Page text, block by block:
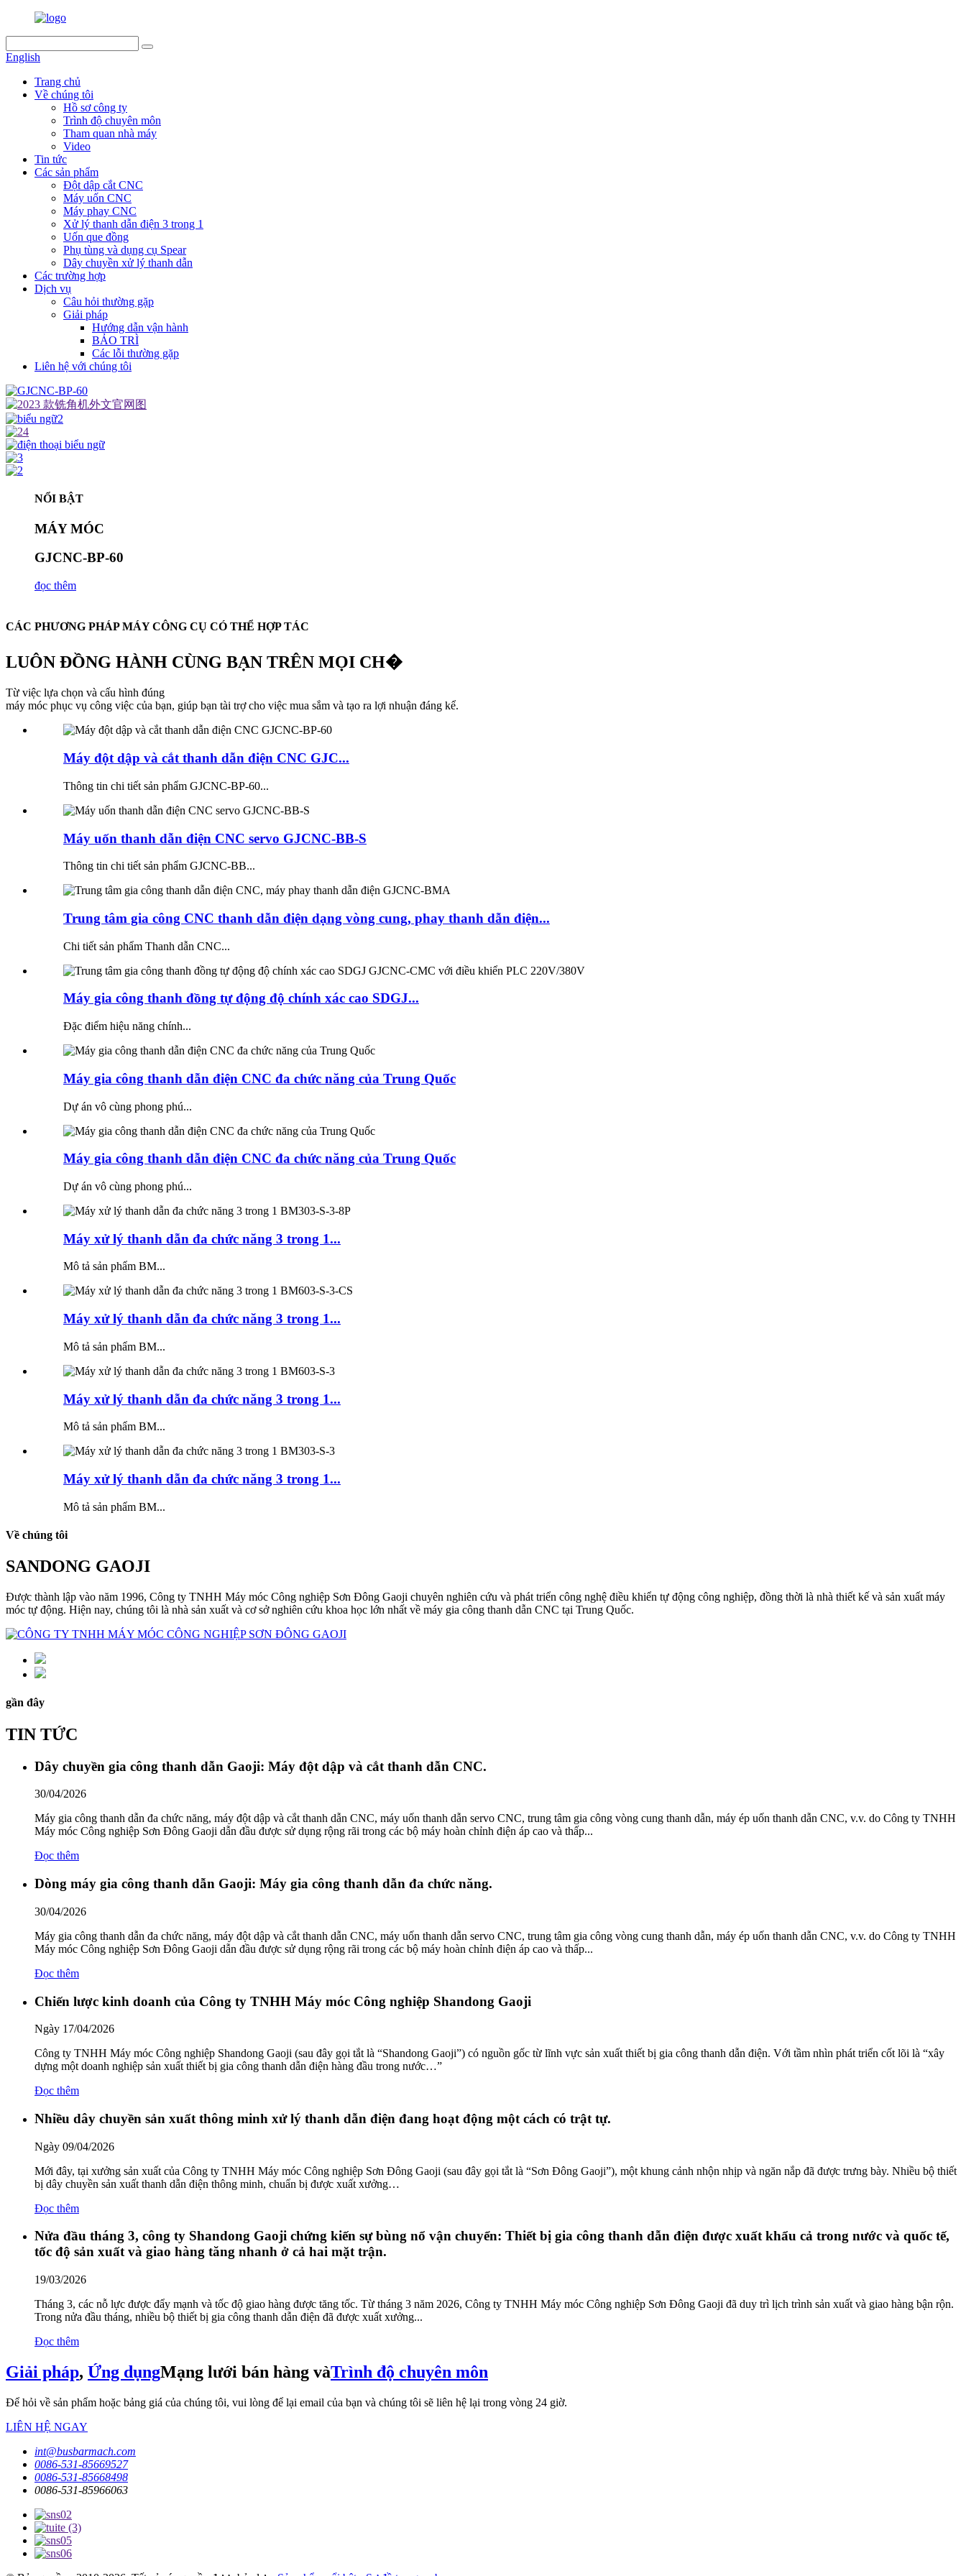
English
Trang chủ
Về chúng tôi
Hồ sơ công ty
Trình độ chuyên môn
Tham quan nhà máy
Video
Tin tức
Các sản phẩm
Đột dập cắt CNC
Máy uốn CNC
Máy phay CNC
Xử lý thanh dẫn điện 3 trong 1
Uốn que đồng
Phụ tùng và dụng cụ Spear
Dây chuyền xử lý thanh dẫn
Các trường hợp
Dịch vụ
Câu hỏi thường gặp
Giải pháp
Hướng dẫn vận hành
BẢO TRÌ
Các lỗi thường gặp
Liên hệ với chúng tôi
NỔI BẬT
MÁY MÓC
GJCNC-BP-60
đọc thêm
CÁC PHƯƠNG PHÁP MÁY CÔNG CỤ CÓ THỂ HỢP TÁC
LUÔN ĐỒNG HÀNH CÙNG BẠN TRÊN MỌI CH�
Từ việc lựa chọn và cấu hình đúng
máy móc phục vụ công việc của bạn, giúp bạn tài trợ cho việc mua sắm và tạo ra lợi nhuận đáng kể.
Máy đột dập và cắt thanh dẫn điện CNC GJC...
Thông tin chi tiết sản phẩm GJCNC-BP-60...
Máy uốn thanh dẫn điện CNC servo GJCNC-BB-S
Thông tin chi tiết sản phẩm GJCNC-BB...
Trung tâm gia công CNC thanh dẫn điện dạng vòng cung, phay thanh dẫn điện...
Chi tiết sản phẩm Thanh dẫn CNC...
Máy gia công thanh đồng tự động độ chính xác cao SDGJ...
Đặc điểm hiệu năng chính...
Máy gia công thanh dẫn điện CNC đa chức năng của Trung Quốc
Dự án vô cùng phong phú...
Máy gia công thanh dẫn điện CNC đa chức năng của Trung Quốc
Dự án vô cùng phong phú...
Máy xử lý thanh dẫn đa chức năng 3 trong 1...
Mô tả sản phẩm BM...
Máy xử lý thanh dẫn đa chức năng 3 trong 1...
Mô tả sản phẩm BM...
Máy xử lý thanh dẫn đa chức năng 3 trong 1...
Mô tả sản phẩm BM...
Máy xử lý thanh dẫn đa chức năng 3 trong 1...
Mô tả sản phẩm BM...
Về chúng tôi
SANDONG GAOJI
Được thành lập vào năm 1996, Công ty TNHH Máy móc Công nghiệp Sơn Đông Gaoji chuyên nghiên cứu và phát triển công nghệ điều khiển tự động công nghiệp, đồng thời là nhà thiết kế và sản xuất máy
móc tự động. Hiện nay, chúng tôi là nhà sản xuất và cơ sở nghiên cứu khoa học lớn nhất về máy gia công thanh dẫn CNC tại Trung Quốc.
gần đây
TIN TỨC
Dây chuyền gia công thanh dẫn Gaoji: Máy đột dập và cắt thanh dẫn CNC.
30/04/2026
Máy gia công thanh dẫn đa chức năng, máy đột dập và cắt thanh dẫn CNC, máy uốn thanh dẫn servo CNC, trung tâm gia công vòng cung thanh dẫn, máy ép uốn thanh dẫn CNC, v.v. do Công ty TNHH
Máy móc Công nghiệp Sơn Đông Gaoji dẫn đầu được sử dụng rộng rãi trong các bộ máy hoàn chỉnh điện áp cao và thấp...
Đọc thêm
Dòng máy gia công thanh dẫn Gaoji: Máy gia công thanh dẫn đa chức năng.
30/04/2026
Máy gia công thanh dẫn đa chức năng, máy đột dập và cắt thanh dẫn CNC, máy uốn thanh dẫn servo CNC, trung tâm gia công vòng cung thanh dẫn, máy ép uốn thanh dẫn CNC, v.v. do Công ty TNHH
Máy móc Công nghiệp Sơn Đông Gaoji dẫn đầu được sử dụng rộng rãi trong các bộ máy hoàn chỉnh điện áp cao và thấp...
Đọc thêm
Chiến lược kinh doanh của Công ty TNHH Máy móc Công nghiệp Shandong Gaoji
Ngày 17/04/2026
Công ty TNHH Máy móc Công nghiệp Shandong Gaoji (sau đây gọi tắt là “Shandong Gaoji”) có nguồn gốc từ lĩnh vực sản xuất thiết bị gia công thanh dẫn điện. Với tầm nhìn phát triển cốt lõi là “xây
dựng một doanh nghiệp sản xuất thiết bị gia công thanh dẫn điện hàng đầu trong nước…”
Đọc thêm
Nhiều dây chuyền sản xuất thông minh xử lý thanh dẫn điện đang hoạt động một cách có trật tự.
Ngày 09/04/2026
Mới đây, tại xưởng sản xuất của Công ty TNHH Máy móc Công nghiệp Sơn Đông Gaoji (sau đây gọi tắt là “Sơn Đông Gaoji”), một khung cảnh nhộn nhịp và ngăn nắp đã được trưng bày. Nhiều bộ thiết
bị dây chuyền sản xuất thanh dẫn điện thông minh, chuẩn bị được xuất xưởng…
Đọc thêm
Nửa đầu tháng 3, công ty Shandong Gaoji chứng kiến ​​sự bùng nổ vận chuyển: Thiết bị gia công thanh dẫn điện được xuất khẩu cả trong nước và quốc tế,
tốc độ sản xuất và giao hàng tăng nhanh ở cả hai mặt trận.
19/03/2026
Tháng 3, các nỗ lực được đẩy mạnh và tốc độ giao hàng được tăng tốc. Từ tháng 3 năm 2026, Công ty TNHH Máy móc Công nghiệp Sơn Đông Gaoji đã duy trì lịch trình sản xuất và giao hàng bận rộn.
Trong nửa đầu tháng, nhiều bộ thiết bị gia công thanh dẫn điện đã được xuất xưởng...
Đọc thêm
Giải pháp, Ứng dụngMạng lưới bán hàng vàTrình độ chuyên môn
Để hỏi về sản phẩm hoặc bảng giá của chúng tôi, vui lòng để lại email của bạn và chúng tôi sẽ liên hệ lại trong vòng 24 giờ.
LIÊN HỆ NGAY
int@busbarmach.com
0086-531-85669527
0086-531-85668498
0086-531-85966063